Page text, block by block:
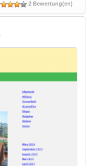
2 Bewertung(en)